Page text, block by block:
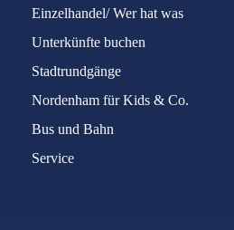
Einzelhandel/ Wer hat was
Unterkünfte buchen
Stadtrundgänge
Nordenham für Kids & Co.
Bus und Bahn
Service